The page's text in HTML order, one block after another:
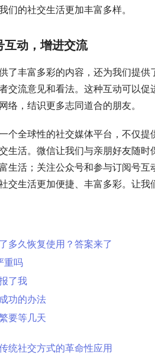
们的社交生活更加丰富多样。
互动，增进交流
了丰富多彩的内容，还为我们提
交流意见和看法。这种互动可以
络，结识更多志同道合的朋友。
个全球性的社交媒体平台，不仅
生活。微信让我们与亲朋好友随
生活；关注公众号和参与订阅号
交生活更加便捷、丰富多彩。让我
多久恢复使用？答案来了
重吗
了我
功的办法
要等几天
统社交方式的革命性应用